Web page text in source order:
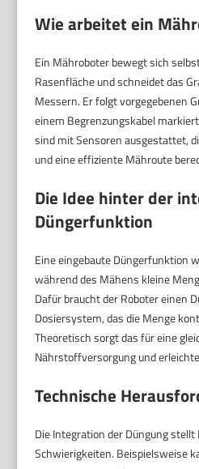
Wie arbeitet ein
Ein Mähroboter bewegt sich
Rasenfläche und schneidet das
Messern. Er folgt vorgegebenen
einem Begrenzungskabel
sind mit Sensoren ausgestattet,
und eine effiziente Mähroute
Die Idee hinter der
Düngerfunktion
Eine eingebaute Düngerfunktion
während des Mähens kleine
Dafür braucht der Roboter einen
Dosiersystem, das die Menge
Theoretisch sorgt das für eine
Nährstoffversorgung und
Technische
Die Integration der Düngung
Schwierigkeiten. Beispielsweise